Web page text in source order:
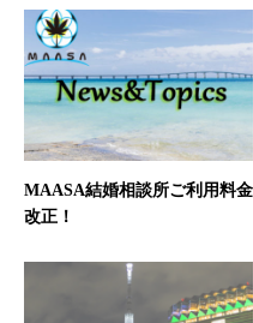
MAASA結婚相談所ご利用料金
改正！